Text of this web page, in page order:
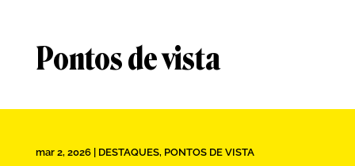
Pontos de vista
mar 2, 2026| DESTAQUES, PONTOS DE VISTA